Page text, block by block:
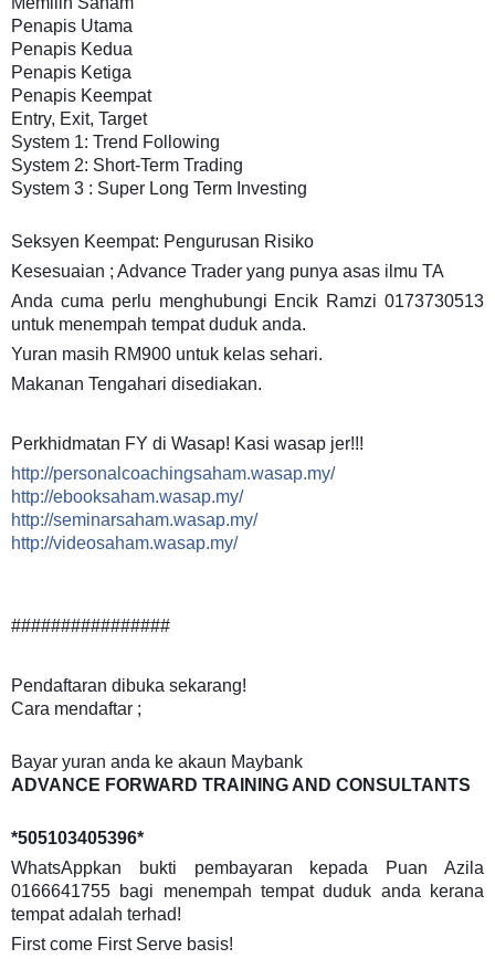
Penapis Utama
Penapis Kedua
Penapis Ketiga
Penapis Keempat
Entry, Exit, Target
System 1: Trend Following
System 2: Short-Term Trading
System 3 : Super Long Term Investing
Seksyen Keempat: Pengurusan Risiko
Kesesuaian ; Advance Trader yang punya asas ilmu TA
Anda cuma perlu menghubungi Encik Ramzi 0173730513
untuk menempah tempat duduk anda.
Yuran masih RM900 untuk kelas sehari.
Makanan Tengahari disediakan.
Perkhidmatan FY di Wasap! Kasi wasap jer!!!
http://personalcoachingsaham.wasap.my/
http://ebooksaham.wasap.my/
http://seminarsaham.wasap.my/
http://videosaham.wasap.my/
################
Pendaftaran dibuka sekarang!
Cara mendaftar ;
Bayar yuran anda ke akaun Maybank
ADVANCE FORWARD TRAINING AND CONSULTANTS
*505103405396*
WhatsAppkan bukti pembayaran kepada Puan Azila
0166641755 bagi menempah tempat duduk anda kerana
tempat adalah terhad!
First come First Serve basis!